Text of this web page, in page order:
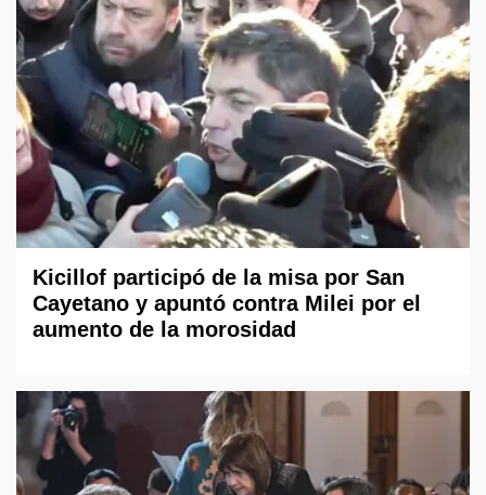
Kicillof participó de la misa por San
Cayetano y apuntó contra Milei por el
aumento de la morosidad